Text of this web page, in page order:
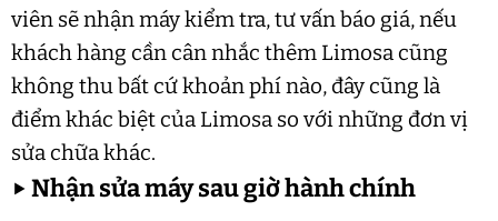
viên sẽ nhận máy kiểm tra, tư vấn báo giá, nếu
khách hàng cần cân nhắc thêm Limosa cũng
không thu bất cứ khoản phí nào, đây cũng là
điểm khác biệt của Limosa so với những đơn vị
sửa chữa khác.
▶Nhận sửa máy sau giờ hành chính